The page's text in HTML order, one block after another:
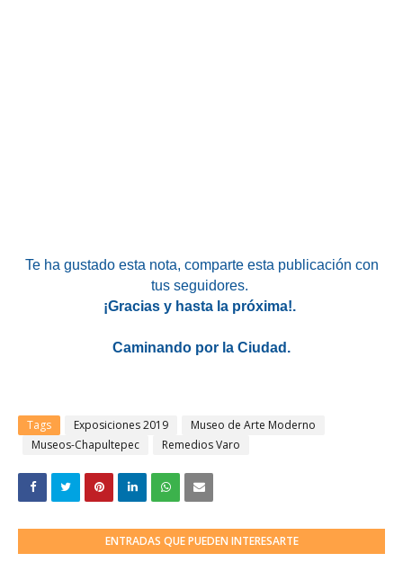
Te ha gustado esta nota, comparte esta publicación con
tus seguidores.
¡Gracias y hasta la próxima!.
Caminando por la Ciudad.
Tags Exposiciones 2019
Museo de Arte Moderno
Museos-Chapultepec
Remedios Varo
ENTRADAS QUE PUEDEN INTERESARTE